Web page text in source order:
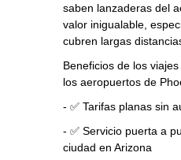
saben lanzaderas del
valor inigualable,
cubren largas
Beneficios de los
los aeropuertos de
- ✅ Tarifas planas sin
- ✅ Servicio puerta a
ciudad en Arizona